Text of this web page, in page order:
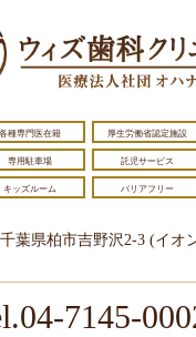
各種専門医在籍 厚生労働省認定施設
専用駐車場 託児サービス
キッズルーム バリアフリー
葉県柏市吉野沢2-3 (イオ
7145-